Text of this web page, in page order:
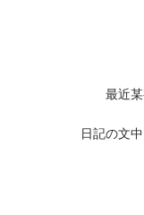
最近
日記の文